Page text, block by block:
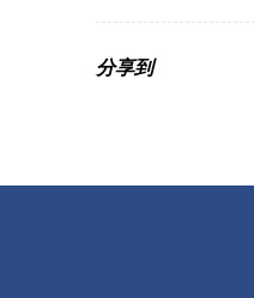
分享到